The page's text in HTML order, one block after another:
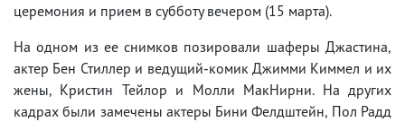
церемония и прием в субботу вечером (15 марта).
На одном из ее снимков позировали шаферы Джастина,
актер Бен Стиллер и ведущий-комик Джимми Киммел и их
жены, Кристин Тейлор и Молли МакНирни. На других
кадрах были замечены актеры Бини Фелдштейн, Пол Радд